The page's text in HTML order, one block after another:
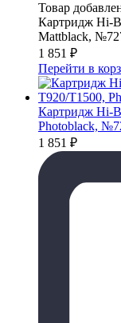
Товар
Картридж Hi-
Mattblack,
1 851 ₽
Перейти в
Картридж Hi-
Photoblack,
1 851 ₽